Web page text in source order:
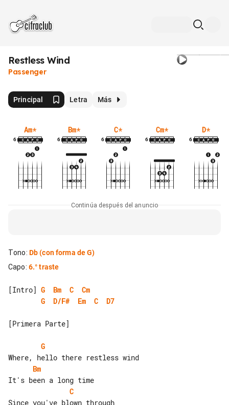
Restless Wind
Passenger
Principal Letra Más
Am*
6
Bm*
6
C*
6
Cm*
6
D*
6
Continúa después del anuncio
Tono: Db(con forma de G)
Capo: 6.° traste
[Intro] G Bm C
Cm
G
D/F# Em C D7
[Primera Parte]
G
Bm
C